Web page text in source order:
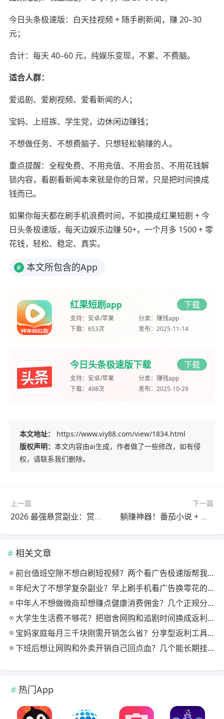
今日头条极速版：白天挂视频 + 随手刷新闻，赚 20–30
元；
合计：每天 40–60 元，纯娱乐变现，不累、不费脑。
适合人群：
爱追剧、爱刷视频、爱看新闻的人；
宝妈、上班族、学生党，边休闲边赚钱；
不想做任务、不想费脑子、只想轻松躺赚的人。
重点提醒：全程免费、不用充值、不用会员、不用花钱解
锁内容，看剧看新闻本来就是你的日常，只是把时间换成
钱而已。
如果你每天都在刷手机浪费时间，不如换成红果短剧 + 今
日头条极速版，每天边娱乐边赚 50+，一个月多 1500 + 零
花钱，轻松、稳定、真实。
# 本文所包含的App
红果短剧app 下载
支持： 安卓/苹果 分类： 赚钱app
下载： 653次 发布： 2025-11-14
今日头条极速版下载 下载
支持： 安卓/苹果 分类： 赚钱app
下载： 498次 发布： 2025-10-29
本文地址：
https://www.viy88.com/view/1834.html
版权声明： 本文内容由ai生成，作者做了一些修改，如有侵
权，请联系我们删除。
上一篇
2026 最强悬赏副业：赏帮赚 + 趣闲赚 + 企鹅互助 + 秒单，组合日赚 100+
下一篇
躺赚神器！番茄小说 + 快手极速版，看书刷视频每天稳定 40–80 元
相关文章
前台值班空隙不想白刷短视频？两个看广告极速版帮我月回血三百块
年纪大了不想学复杂副业？早上刷手机看广告换零花的两个极速版用法
中年人不想做微商却想赚点健康消费佣金？几个正规分享式返利平台排位
大学生生活费不够花？把宿舍网购和追剧时间换成返利零钱的方法
宝妈家庭每月三千块刚需开销怎么省？分享型返利工具这样搭最舒服
下班后想让网购和外卖开销自己回点血？几个能长期挂机的返利入口实测
热门App